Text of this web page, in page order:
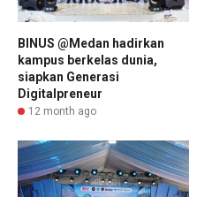
BINUS @Medan hadirkan
kampus berkelas dunia,
siapkan Generasi
Digitalpreneur
12 month ago